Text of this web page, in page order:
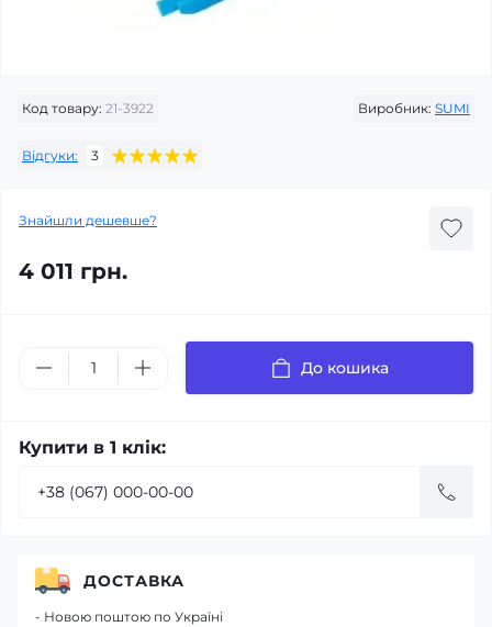
Код товару: 21-3922 Виробник: SUMI
Відгуки: 3
Знайшли дешевше?
4 011 грн.
До кошика
Купити в 1 клік:
ДОСТАВКА
- Новою поштою по Україні